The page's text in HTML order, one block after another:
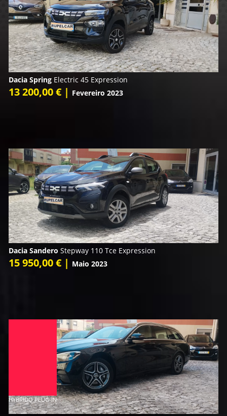
Dacia Spring Electric 45 Expression
13 200,00 € | Fevereiro 2023
Dacia Sandero Stepway 110 Tce Expression
15 950,00 € | Maio 2023
HYBRIDO PLUG-IN